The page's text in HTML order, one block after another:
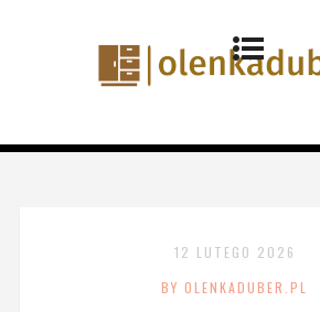
12 LUTEGO 2026
BY OLENKADUBER.PL